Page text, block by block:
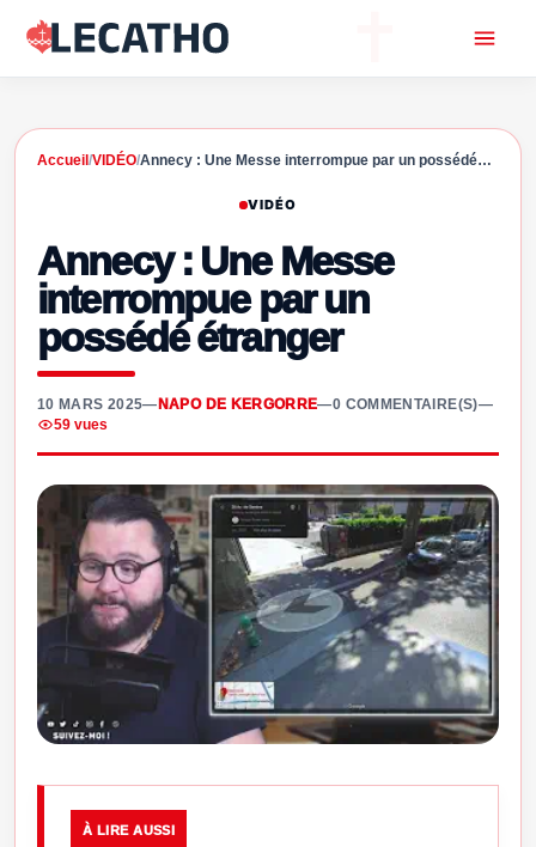
Accueil /VIDÉO/Annecy : Une Messe interrompue par un possédé…
VIDÉO
Annecy : Une Messe
interrompue par un
possédé étranger
10 MARS 2025— NAPO DE KERGORRE—0 COMMENTAIRE(S)—
59 vues
À LIRE AUSSI